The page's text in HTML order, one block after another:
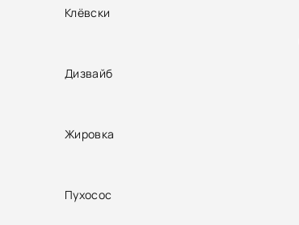
Клёвски
Дизвайб
Жировка
Пухосос